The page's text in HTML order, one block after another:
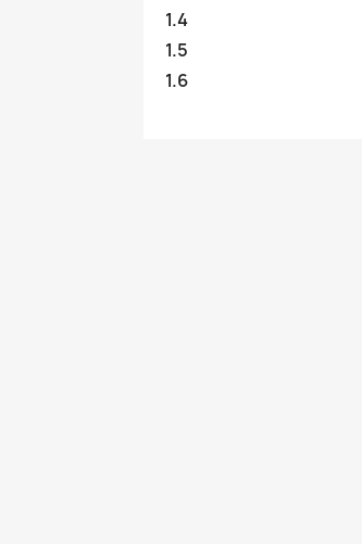
1.4
1.5
1.6